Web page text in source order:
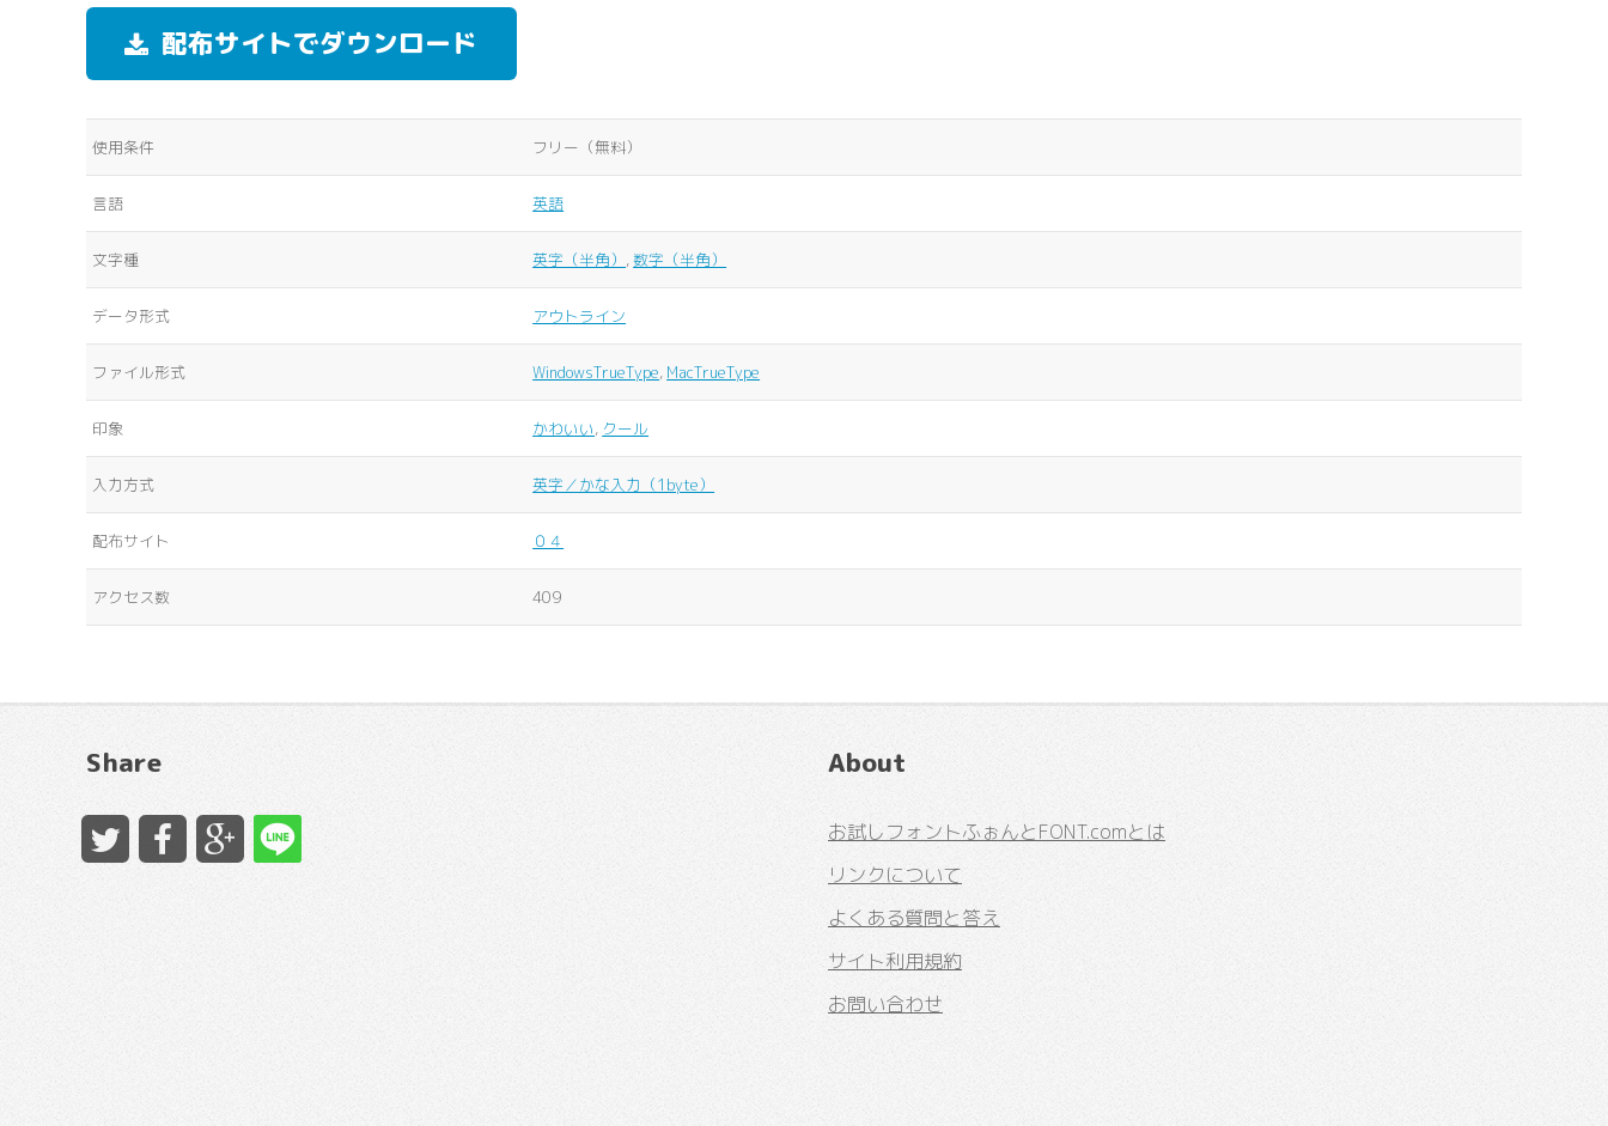
配布サイトでダウンロード
使用条件 フリー（無料）
言語 英語
文字種 英字（半角） ,数字（半角）
データ形式 アウトライン
ファイル形式 WindowsTrueType, MacTrueType
印象 かわいい, クール
入力方式 英字／かな入力（1byte）
配布サイト ０４
アクセス数 409
Share About
お試しフォントふぉんとFONT.comとは
リンクについて
よくある質問と答え
サイト利用規約
お問い合わせ